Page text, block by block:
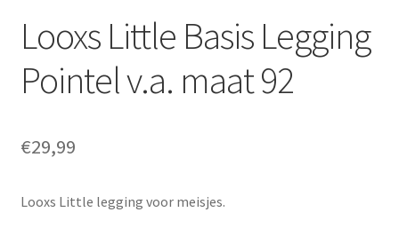
Looxs Little Basis Legging
Pointel v.a. maat 92
€29,99
Looxs Little legging voor meisjes.